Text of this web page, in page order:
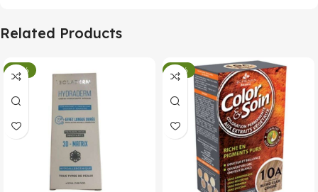
Related Products
-34% -34%